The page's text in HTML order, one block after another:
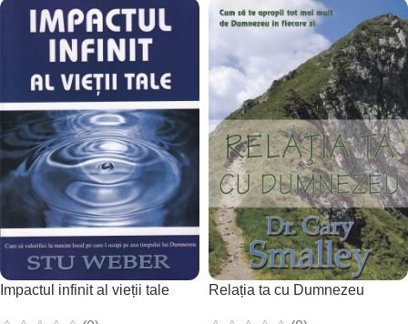
Impactul infinit al vieții tale Relația ta cu Dumnezeu